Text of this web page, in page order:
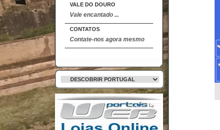
VALE DO DOURO
Vale encantado ...
CONTATOS
Contate-nos agora mesmo